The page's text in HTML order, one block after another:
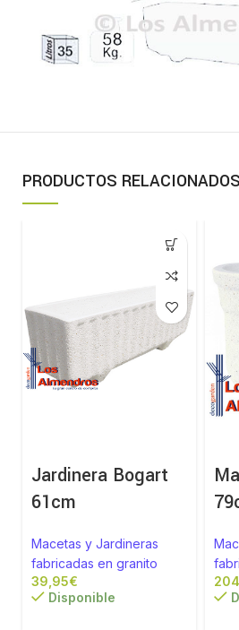
PRODUCTOS RELACIONADOS
Jardinera Bogart
61cm
Macetas y Jardineras
fabricadas en granito
€
Disponible